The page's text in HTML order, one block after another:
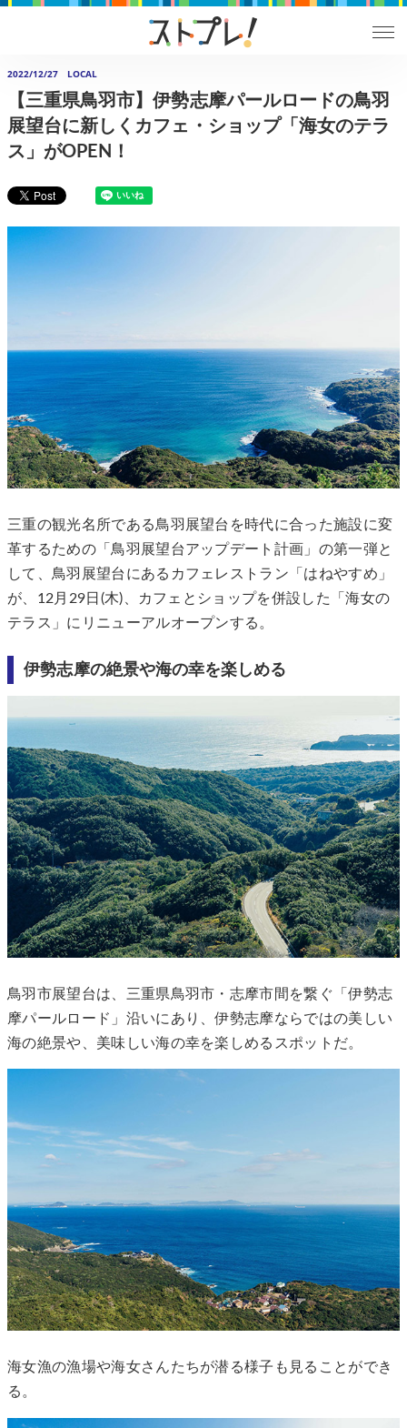
2022/12/27 LOCAL
【三重県鳥羽市】伊勢志摩パールロードの鳥羽
展望台に新しくカフェ・ショップ「海女のテラ
ス」がOPEN！
三重の観光名所である鳥羽展望台を時代に合った施設に変
革するための「鳥羽展望台アップデート計画」の第一弾と
して、鳥羽展望台にあるカフェレストラン「はねやすめ」
が、12月29日(木)、カフェとショップを併設した「海女の
テラス」にリニューアルオープンする。
伊勢志摩の絶景や海の幸を楽しめる
鳥羽市展望台は、三重県鳥羽市・志摩市間を繋ぐ「伊勢志
摩パールロード」沿いにあり、伊勢志摩ならではの美しい
海の絶景や、美味しい海の幸を楽しめるスポットだ。
海女漁の漁場や海女さんたちが潜る様子も見ることができ
る。